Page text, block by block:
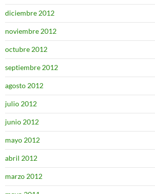
diciembre 2012
noviembre 2012
octubre 2012
septiembre 2012
agosto 2012
julio 2012
junio 2012
mayo 2012
abril 2012
marzo 2012